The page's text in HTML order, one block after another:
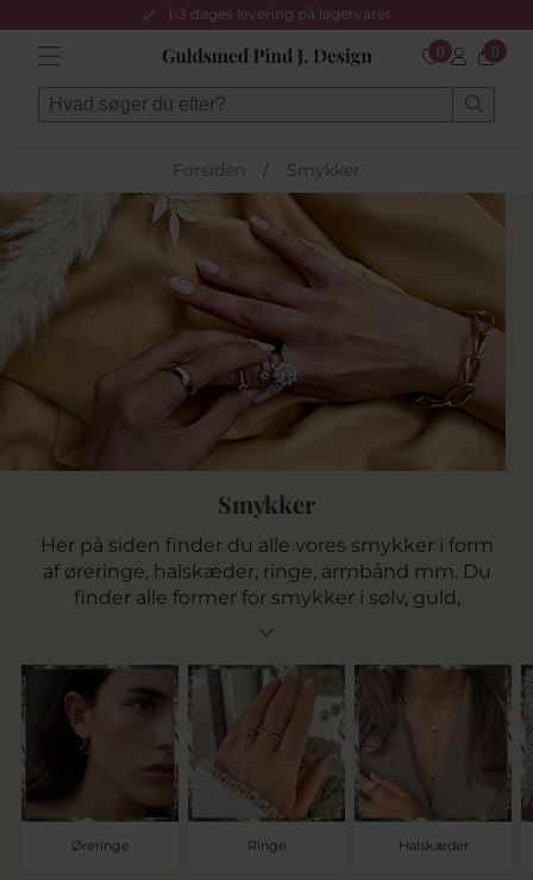
1-3 dages levering på lagervarer
0 0
Forsiden / Smykker
Smykker
Her på siden finder du alle vores smykker i form
af øreringe, halskæder, ringe, armbånd mm. Du
finder alle former for smykker i sølv, guld,
hvidguld og i sølv, forgyldt sølv, rhodineret sølv
eller syntetiske sten. Gå på opdagelse blandt
alle vores smykker og find netop det du søger.
Vi tilbyder fri fragt over 499 kr.
Øreringe Ringe Halskæder